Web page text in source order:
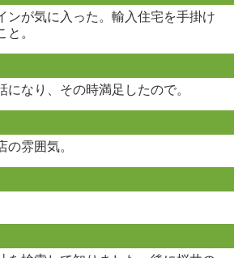
ンが気に入った。輸入住宅を手掛け
。
になり、その時満足したので。
雰囲気。